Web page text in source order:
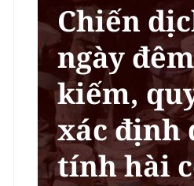
Chiến
ngày
kiếm,
xác định
tính hài